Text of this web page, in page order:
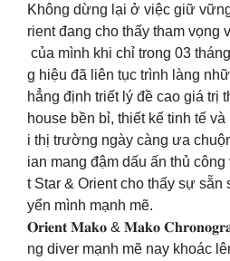
Không dừng lại ở việc giữ
rient đang cho thấy tham vọng
của mình khi chỉ trong 03
g hiệu đã liên tục trình làng
hẳng định triết lý đề cao giá trị
house bền bỉ, thiết kế tinh tế
i thị trường ngày càng ưa
ian mang đậm dấu ấn thủ
t Star & Orient cho thấy sự
yển mình mạnh mẽ.
𝐎𝐫𝐢𝐞𝐧𝐭 𝐌𝐚𝐤𝐨 & 𝐌𝐚𝐤𝐨
ng diver mạnh mẽ nay khoác